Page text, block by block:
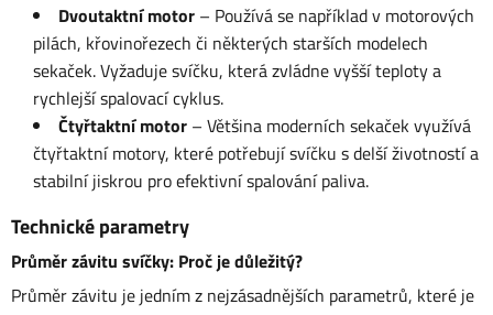
Dvoutaktní motor – Používá se například v motorových
pilách, křovinořezech či některých starších modelech
sekaček. Vyžaduje svíčku, která zvládne vyšší teploty a
rychlejší spalovací cyklus.
Čtyřtaktní motor – Většina moderních sekaček využívá
čtyřtaktní motory, které potřebují svíčku s delší životností a
stabilní jiskrou pro efektivní spalování paliva.
Technické parametry
Průměr závitu svíčky: Proč je důležitý?
Průměr závitu je jedním z nejzásadnějších parametrů, které je